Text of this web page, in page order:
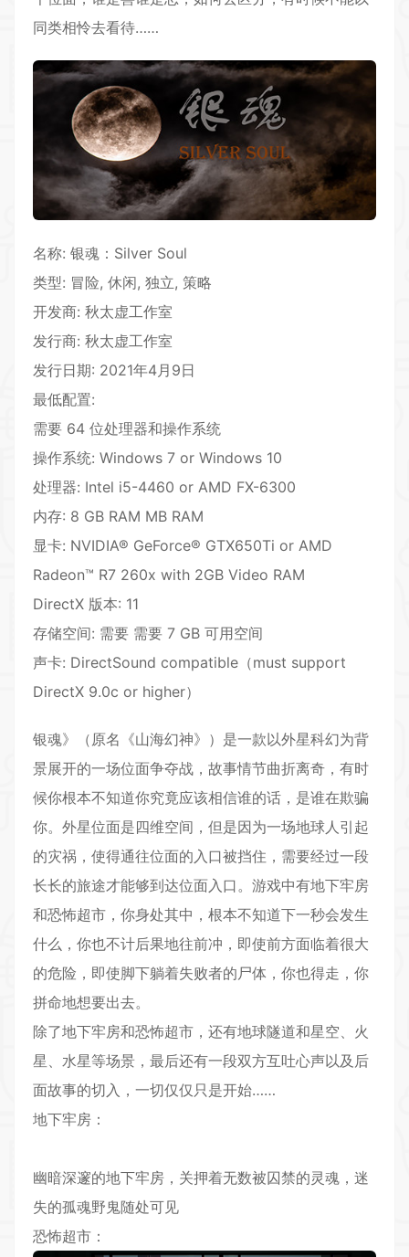
同类相怜去看待……
名称: 银魂：Silver Soul
类型: 冒险, 休闲, 独立, 策略
开发商: 秋太虚工作室
发行商: 秋太虚工作室
发行日期: 2021年4月9日
最低配置:
需要 64 位处理器和操作系统
操作系统: Windows 7 or Windows 10
处理器: Intel i5-4460 or AMD FX-6300
内存: 8 GB RAM MB RAM
显卡: NVIDIA® GeForce® GTX650Ti or AMD
Radeon™ R7 260x with 2GB Video RAM
DirectX 版本: 11
存储空间: 需要 需要 7 GB 可用空间
声卡: DirectSound compatible（must support
DirectX 9.0c or higher）
银魂》（原名《山海幻神》）是一款以外星科幻为背
景展开的一场位面争夺战，故事情节曲折离奇，有时
候你根本不知道你究竟应该相信谁的话，是谁在欺骗
你。外星位面是四维空间，但是因为一场地球人引起
的灾祸，使得通往位面的入口被挡住，需要经过一段
长长的旅途才能够到达位面入口。游戏中有地下牢房
和恐怖超市，你身处其中，根本不知道下一秒会发生
什么，你也不计后果地往前冲，即使前方面临着很大
的危险，即使脚下躺着失败者的尸体，你也得走，你
拼命地想要出去。
除了地下牢房和恐怖超市，还有地球隧道和星空、火
星、水星等场景，最后还有一段双方互吐心声以及后
面故事的切入，一切仅仅只是开始……
地下牢房：
幽暗深邃的地下牢房，关押着无数被囚禁的灵魂，迷
失的孤魂野鬼随处可见
恐怖超市：